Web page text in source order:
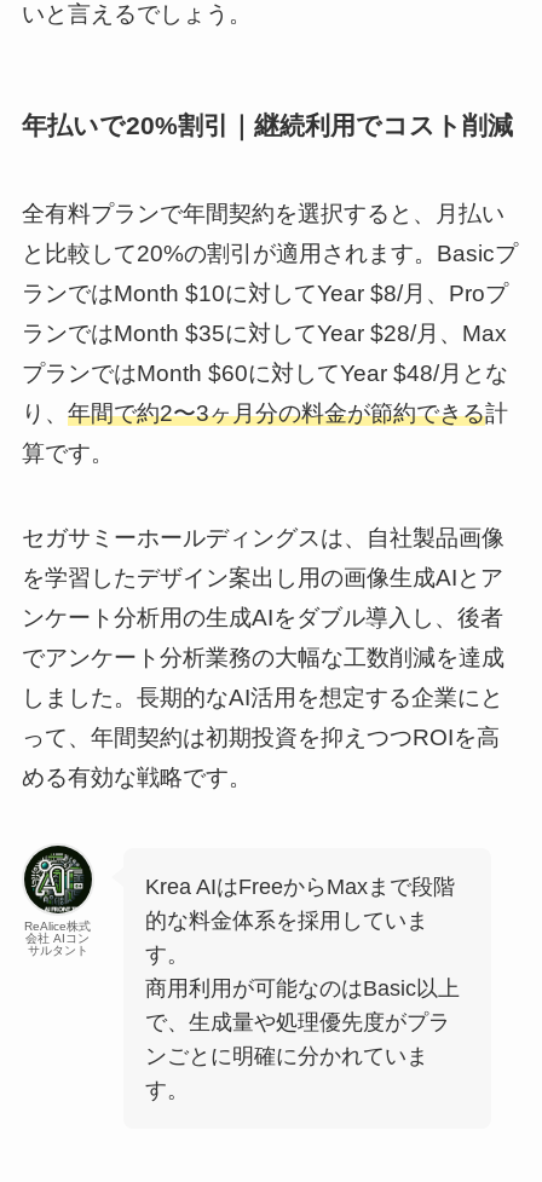
いと言えるでしょう。
年払いで20%割引｜継続利用でコスト削減
全有料プランで年間契約を選択すると、月払い
と比較して20%の割引が適用されます。Basicプ
ランではMonth $10に対してYear $8/月、Proプ
ランではMonth $35に対してYear $28/月、Max
プランではMonth $60に対してYear $48/月とな
り、 年間で約2〜3ヶ月分の料金が節約できる計
算です。
セガサミーホールディングスは、自社製品画像
を学習したデザイン案出し用の画像生成AIとア
ンケート分析用の生成AIをダブル導入し、後者
でアンケート分析業務の大幅な工数削減を達成
しました。長期的なAI活用を想定する企業にと
って、年間契約は初期投資を抑えつつROIを高
める有効な戦略です。
ReAlice株式
会社 AIコン
サルタント
Krea AIはFreeからMaxまで段階
的な料金体系を採用していま
す。
商用利用が可能なのはBasic以上
で、生成量や処理優先度がプラ
ンごとに明確に分かれていま
す。